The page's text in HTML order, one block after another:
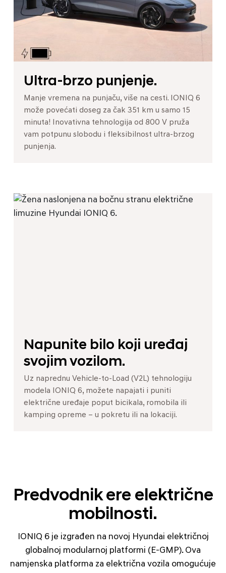
Ultra-brzo punjenje.
Manje vremena na punjaču, više na cesti. IONIQ 6
može povećati doseg za čak 351 km u samo 15
minuta! Inovativna tehnologija od 800 V pruža
vam potpunu slobodu i fleksibilnost ultra-brzog
punjenja.
Napunite bilo koji uređaj
svojim vozilom.
Uz naprednu Vehicle-to-Load (V2L) tehnologiju
modela IONIQ 6, možete napajati i puniti
električne uređaje poput bicikala, romobila ili
kamping opreme – u pokretu ili na lokaciji.
Predvodnik ere električne
mobilnosti.
IONIQ 6 je izgrađen na novoj Hyundai električnoj
globalnoj modularnoj platformi (E-GMP). Ova
namjenska platforma za električna vozila omogućuje